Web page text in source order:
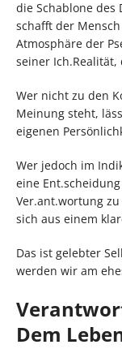
die Schablone
schafft der
Atmosphäre der
seiner
Wer nicht zu den
Meinung steht,
eigenen
Wer jedoch im
eine
Ver.ant.wortung
sich aus einem
Das ist gelebter
werden wir am
Dem